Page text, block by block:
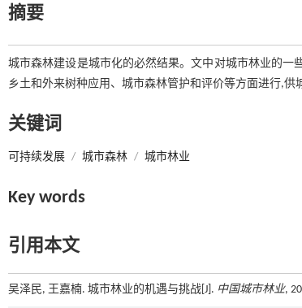
摘要
城市森林建设是城市化的必然结果。文中对城市林业的
乡土和外来树种应用、城市森林管护和评价等方面进行,供
关键词
可持续发展 / 城市森林 / 城市林业
Key words
引用本文
吴泽民, 王嘉楠. 城市林业的机遇与挑战[J]. 中国城市林业,